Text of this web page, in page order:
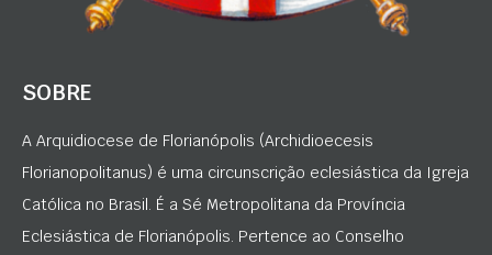
SOBRE
A Arquidiocese de Florianópolis (Archidioecesis
Florianopolitanus) é uma circunscrição eclesiástica da Igreja
Católica no Brasil. É a Sé Metropolitana da Província
Eclesiástica de Florianópolis. Pertence ao Conselho